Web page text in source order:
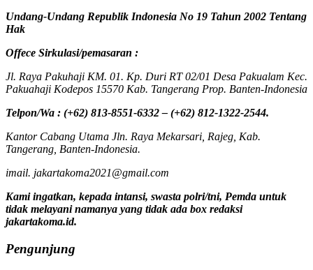
Undang-Undang Republik Indonesia No 19 Tahun 2002 Tentang
Hak
Offece Sirkulasi/pemasaran :
Jl. Raya Pakuhaji KM. 01. Kp. Duri RT 02/01 Desa Pakualam Kec.
Pakuahaji Kodepos 15570 Kab. Tangerang Prop. Banten-Indonesia
Telpon/Wa : (+62) 813-8551-6332 – (+62) 812-1322-2544.
Kantor Cabang Utama Jln. Raya Mekarsari, Rajeg, Kab.
Tangerang, Banten-Indonesia.
imail. jakartakoma2021@gmail.com
Kami ingatkan, kepada intansi, swasta polri/tni, Pemda untuk
tidak melayani namanya yang tidak ada box redaksi
jakartakoma.id.
Pengunjung